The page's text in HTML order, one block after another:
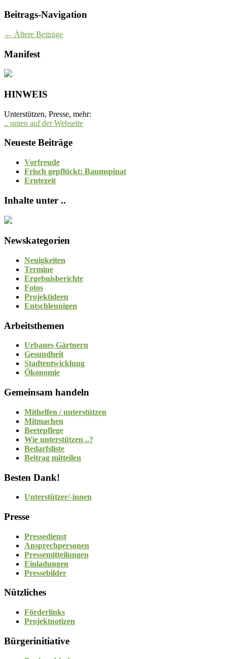
Beitrags-Navigation
← Ältere Beiträge
Manifest
HINWEIS
Unterstützen, Presse, mehr:
.. unten auf der Webseite
Neueste Beiträge
Vorfreude
Frisch gepflückt: Baumspinat
Erntezeit
Inhalte unter ..
Newskategorien
Neuigkeiten
Termine
Ergebnisberichte
Fotos
Projektideen
Entschleunigen
Arbeitsthemen
Urbanes Gärtnern
Gesundheit
Stadtentwicklung
Ökonomie
Gemeinsam handeln
Mithelfen / unterstützen
Mitmachen
Beetepflege
Wie unterstützen ..?
Bedarfsliste
Beitrag mitteilen
Besten Dank!
Unterstützer/-innen
Presse
Pressedienst
Ansprechpersonen
Pressemitteilungen
Einladungen
Pressebilder
Nützliches
Förderlinks
Projektnotizen
Bürgerinitiative